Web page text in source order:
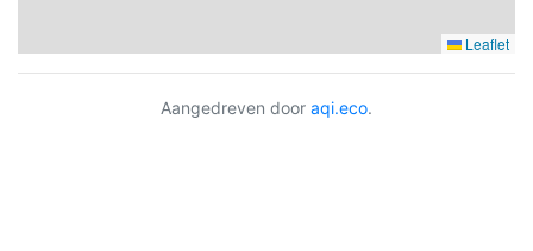
Leaflet
Aangedreven door aqi.eco.